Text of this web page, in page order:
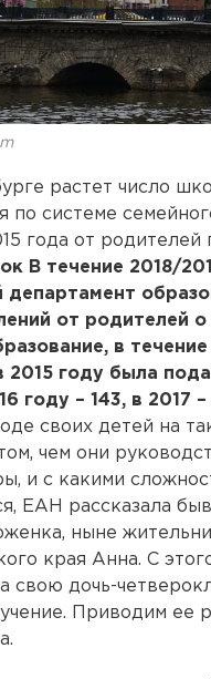
растет число
по системе
года от родителей
В течение 2018/
департамент
от родителей о
в
2015 году была
году – 143, в 2017 –
своих детей на
чем они
и с какими
ЕАН рассказала
ныне
края Анна. С
свою дочь-
Приводим ее